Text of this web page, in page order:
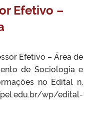
Efetivo –
Efetivo – Área de
de Sociologia e
no Edital n.
wp/edital-